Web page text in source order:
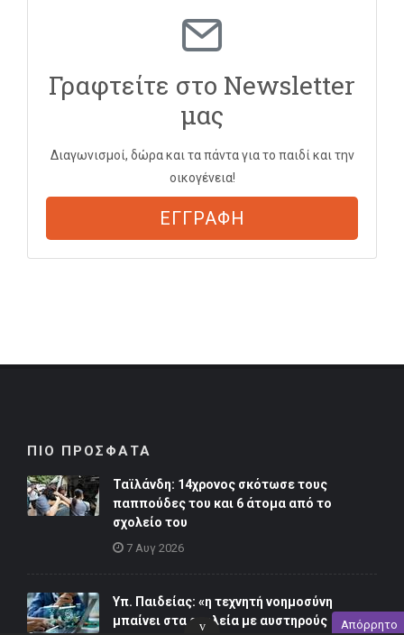
Γραφτείτε στο Newsletter
μας
Διαγωνισμοί, δώρα και τα πάντα για το παιδί και την
οικογένεια!
ΕΓΓΡΑΦΗ
ΠΙΟ ΠΡΟΣΦΑΤΑ
Ταϊλάνδη: 14χρονος σκότωσε τους
παππούδες του και 6 άτομα από το
σχολείο του
7 Αυγ 2026
Υπ. Παιδείας: «η τεχνητή νοημοσύνη
μπαίνει στα σχολεία με αυστηρούς
Απόρρητο
v